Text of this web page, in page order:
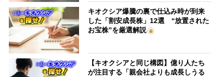
キオクシア爆騰の裏で仕込み時が到来
した「割安成長株」12選 “放置された
お宝株”を厳選解説
【キオクシアと同じ構図】億り人たち
が注目する「親会社よりも成長しうる